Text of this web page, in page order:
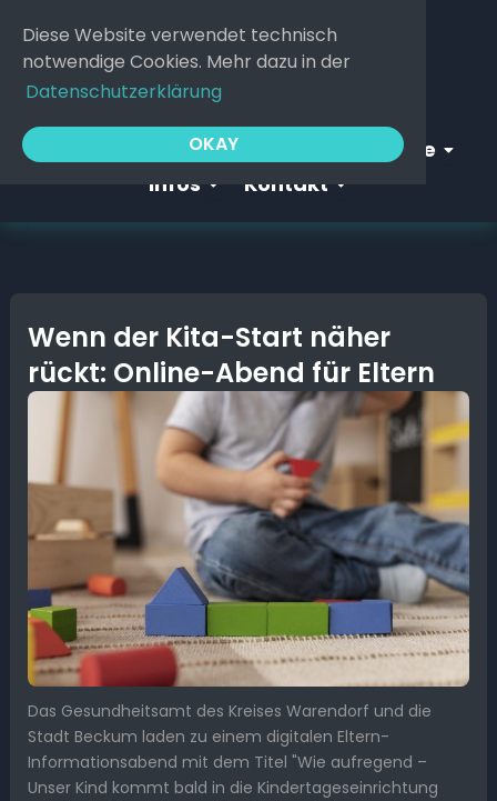
Diese Website verwendet technisch
notwendige Cookies. Mehr dazu in der
Datenschutzerklärung
OKAY
Inhalt
springen
Webgeflüster Open Webgeflüster
Service
Infos Kontakt
Wenn der Kita-Start näher
rückt: Online-Abend für Eltern
Das Gesundheitsamt des Kreises Warendorf und die
Stadt Beckum laden zu einem digitalen Eltern-
Informationsabend mit dem Titel "Wie aufregend –
Unser Kind kommt bald in die Kindertageseinrichtung